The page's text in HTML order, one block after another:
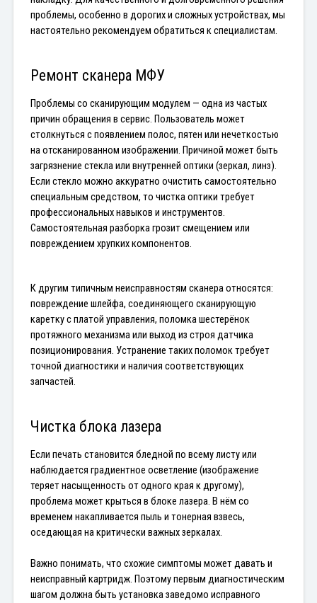
проблемы, особенно в дорогих и сложных устройствах, мы
настоятельно рекомендуем обратиться к специалистам.
Ремонт сканера МФУ
Проблемы со сканирующим модулем — одна из частых
причин обращения в сервис. Пользователь может
столкнуться с появлением полос, пятен или нечеткостью
на отсканированном изображении. Причиной может быть
загрязнение стекла или внутренней оптики (зеркал, линз).
Если стекло можно аккуратно очистить самостоятельно
специальным средством, то чистка оптики требует
профессиональных навыков и инструментов.
Самостоятельная разборка грозит смещением или
повреждением хрупких компонентов.
К другим типичным неисправностям сканера относятся:
повреждение шлейфа, соединяющего сканирующую
каретку с платой управления, поломка шестерёнок
протяжного механизма или выход из строя датчика
позиционирования. Устранение таких поломок требует
точной диагностики и наличия соответствующих
запчастей.
Чистка блока лазера
Если печать становится бледной по всему листу или
наблюдается градиентное осветление (изображение
теряет насыщенность от одного края к другому),
проблема может крыться в блоке лазера. В нём со
временем накапливается пыль и тонерная взвесь,
оседающая на критически важных зеркалах.
Важно понимать, что схожие симптомы может давать и
неисправный картридж. Поэтому первым диагностическим
шагом должна быть установка заведомо исправного